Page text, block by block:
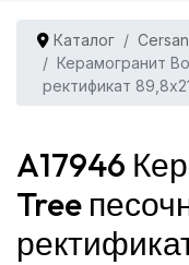
Каталог
Керамогранит
ректификат
A17946
Tree